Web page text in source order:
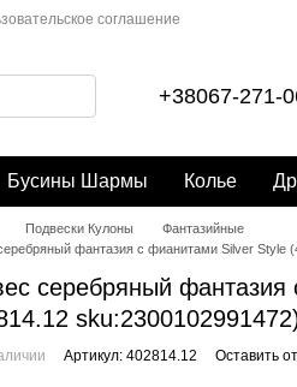
соглашение
+38067-271-
Бусины Шармы Колье
Подвески Кулоны
Фантазийные
фантазия с фианитами Silver Style
серебряный
Артикул: 402814.12 Оставить